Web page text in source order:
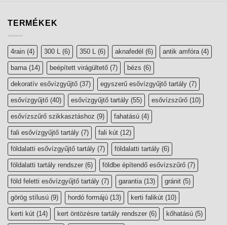
TERMÉKEK
4rain (4) 300 L (6) 350 L (6) aknafedél (6) antik amfóra (4)
barna (14) beépített virágültető (7) bézs (6)
dekoratív esővízgyűjtő (37) egyszerű esővízgyűjtő tartály (7)
esővízgyűjtő (40) esővízgyűjtő tartály (55) esővízszűrő (10)
esővízszűrő szikkasztáshoz (9) fahatású (4)
fali esővízgyűjtő tartály (7) fali kút (12)
földalatti esővízgyűjtő tartály (7) földalatti tartály (6)
földalatti tartály rendszer (6) földbe építendő esővízszűrő (7)
föld feletti esővízgyűjtő tartály (7) garantia (13) gránit (5)
görög stílusú (9) hordó formájú (13) kerti falikút (10)
kerti kút (14) kert öntözésre tartály rendszer (6) kőhatású (5)